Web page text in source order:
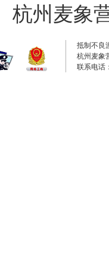
杭州麦象
抵制不良
杭州麦象
联系电话